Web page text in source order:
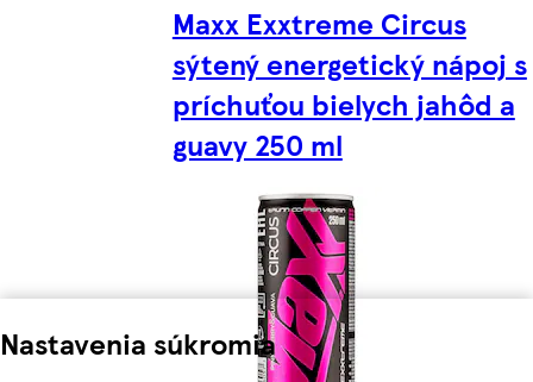
Nastavenia súkromia
Maxx Exxtreme Circus
sýtený energetický nápoj s
príchuťou bielych jahôd a
guavy 250 ml